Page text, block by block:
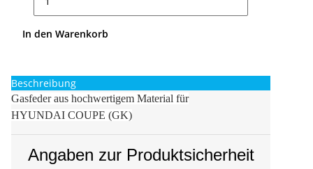
In den Warenkorb
Beschreibung
Gasfeder aus hochwertigem Material für
HYUNDAI COUPE (GK)
Angaben zur Produktsicherheit